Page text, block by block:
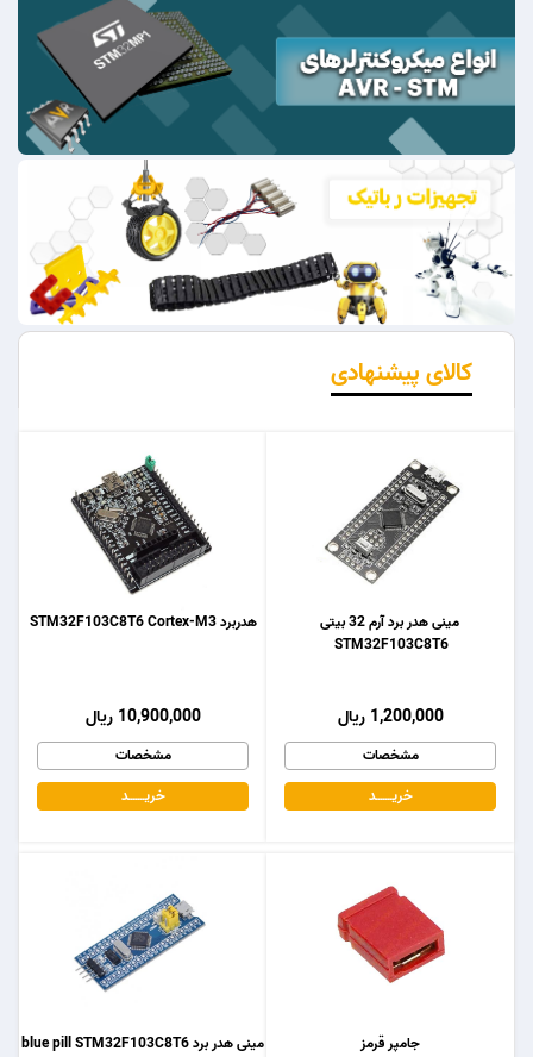
کالای پیشنهادی
هدربرد STM32F103C8T6 Cortex-M3
10,900,000 ریال
مشخصات
خریـــــــد
مینی هدر برد آرم 32 بیتی
STM32F103C8T6
1,200,000 ریال
مشخصات
خریـــــــد
مینی هدر برد blue pill STM32F103C8T6 جامپر قرمز